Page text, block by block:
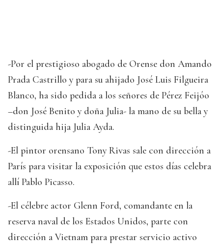
-Por el prestigioso abogado de Orense don Amando
Prada Castrillo y para su ahijado José Luis Filgueira
Blanco, ha sido pedida a los señores de Pérez Feijóo
–don José Benito y doña Julia- la mano de su bella y
distinguida hija Julia Ayda.
-El pintor orensano Tony Rivas sale con dirección a
París para visitar la exposición que estos días celebra
allí Pablo Picasso.
-El célebre actor Glenn Ford, comandante en la
reserva naval de los Estados Unidos, parte con
dirección a Vietnam para prestar servicio activo